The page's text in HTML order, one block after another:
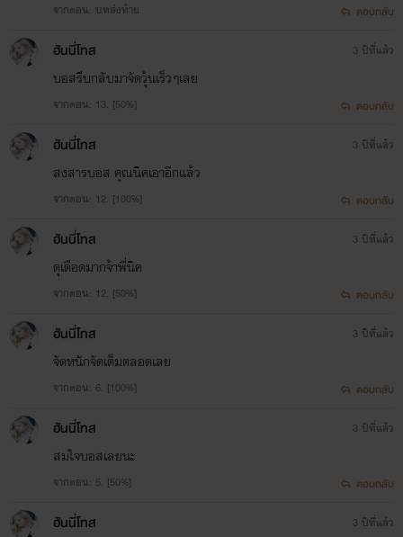
ค่ำคืนที่อีกฝ่ายจำไม่ได้แต่กลับตรา
ตรึงอยู่ในความทรงจำเขาไม่รู้ลืม
กลิ่นกายหอมกรุ่น เรือนร่างเย้ายวน
และอารมณ์พิศวาส
“หลับตาแบบนั้นจะทำได้ไหม ลืมตา
มองพี่ก่อน”
“พิมกลัว” เธอไม่เคยเห็น... อย่างน้อย
ก็จำไม่ได้ว่าเคยเห็น จะให้เธอทำใจ
มองมันง่ายๆ ได้ยังไง
“ไม่ต้องกลัว มันกัดพิมไม่ได้หรอก”
แต่มันแต่แทงพิมได้... เขาต่อท้ายใน
ใจ ไม่กล้าพูดออกไปให้เธอตระหนก
“พิมหลับตาไม่ได้เหรอ” คำถามของ
เธอทำเอาธีรศิลป์อยากกัดลิ้นตาย ทำ
แบบนั้นแล้วเขาจะไปมีอารมณ์ร่วมได้
จากตอน: บทส่งท้าย ตอบกลับ
ฮันนี่โทส
บอสรีบกลับมาจัดวุ้นเร็วๆเลย
จากตอน: 13. [50%]
3 ปีที่แล้ว
ตอบกลับ
ฮันนี่โทส
สงสารบอส คุณนิคเอาอีกแล้ว
จากตอน: 12. [100%]
3 ปีที่แล้ว
ตอบกลับ
ฮันนี่โทส
ดุเดือดมากจ้าพี่นิค
จากตอน: 12. [50%]
3 ปีที่แล้ว
ตอบกลับ
ฮันนี่โทส
จัดหนักจัดเต็มตลอดเลย
จากตอน: 6. [100%]
3 ปีที่แล้ว
ตอบกลับ
ฮันนี่โทส
สมใจบอสเลยนะ
จากตอน: 5. [50%]
3 ปีที่แล้ว
ตอบกลับ
ฮันนี่โทส 3 ปีที่แล้ว